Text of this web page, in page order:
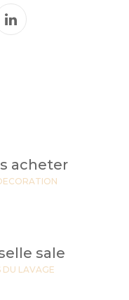
acheter
sale
DU LAVAGE